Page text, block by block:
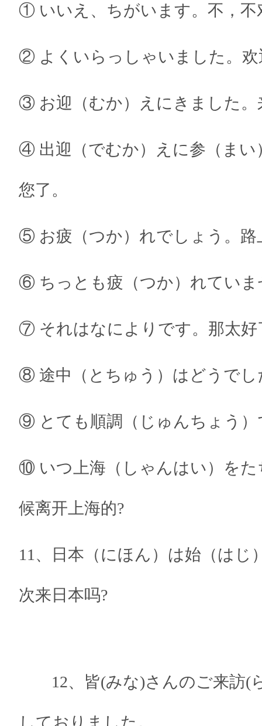
① いいえ、ちがいます。不，不
② よくいらっしゃいました。欢
③ お迎（むか）えにきました。
④ 出迎（でむか）えに参（まい
您了。
⑤ お疲（つか）れでしょう。路
⑥ ちっとも疲（つか）れていま
⑦ それはなによりです。那太好
⑧ 途中（とちゅう）はどうでし
⑨ とても順調（じゅんちょう）
⑩ いつ上海（しゃんはい）をた
候离开上海的?
11、日本（にほん）は始（はじ
次来日本吗?
12、皆(みな)さんのご来訪(
しておりました。